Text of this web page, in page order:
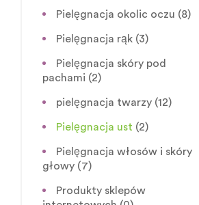
Pielęgnacja okolic oczu (8)
Pielęgnacja rąk (3)
Pielęgnacja skóry pod
pachami (2)
pielęgnacja twarzy (12)
Pielęgnacja ust (2)
Pielęgnacja włosów i skóry
głowy (7)
Produkty sklepów